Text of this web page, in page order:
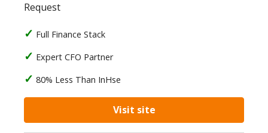
Request
Full Finance Stack
Expert CFO Partner
80% Less Than InHse
Visit site